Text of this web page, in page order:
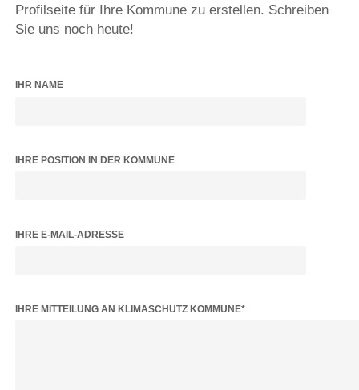
Profilseite für Ihre Kommune zu erstellen. Schreiben
Sie uns noch heute!
IHR NAME
IHRE POSITION IN DER KOMMUNE
IHRE E-MAIL-ADRESSE
BITTE LASSE DIESES FELD LEER.
IHRE MITTEILUNG AN KLIMASCHUTZ KOMMUNE*